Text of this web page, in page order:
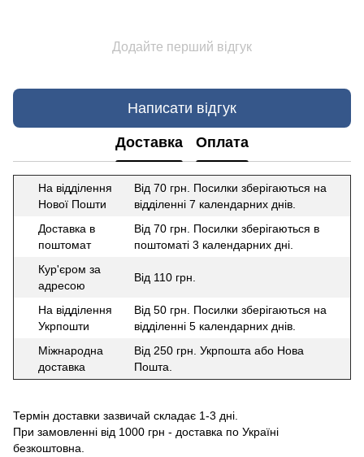
Додайте перший відгук
Написати відгук
Доставка Оплата
На відділення
Нової Пошти
Від 70 грн. Посилки зберігаються на
відділенні 7 календарних днів.
Доставка в
поштомат
Від 70 грн. Посилки зберігаються в
поштоматі 3 календарних дні.
Кур'єром за
адресою
Від 110 грн.
На відділення
Укрпошти
Від 50 грн. Посилки зберігаються на
відділенні 5 календарних днів.
Міжнародна
доставка
Від 250 грн. Укрпошта або Нова
Пошта.
Термін доставки зазвичай складає 1-3 дні.
При замовленні від 1000 грн - доставка по Україні
безкоштовна.